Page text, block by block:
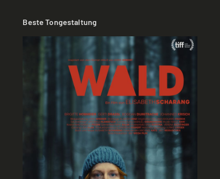
Beste Tongestaltung